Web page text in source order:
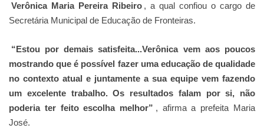
Verônica Maria Pereira Ribeiro , a qual confiou o cargo de
Secretária Municipal de Educação de Fronteiras.
“Estou por demais satisfeita...Verônica vem aos poucos
mostrando que é possível fazer uma educação de qualidade
no contexto atual e juntamente a sua equipe vem fazendo
um excelente trabalho. Os resultados falam por si, não
poderia ter feito escolha melhor” , afirma a prefeita Maria
José.